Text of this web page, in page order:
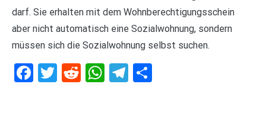
darf. Sie erhalten mit dem Wohnberechtigungsschein
aber nicht automatisch eine Sozialwohnung, sondern
müssen sich die Sozialwohnung selbst suchen.
Facebook
Twitter
RedditWhatsApp
Telegram